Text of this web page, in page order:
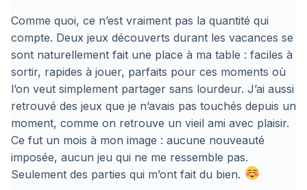
Comme quoi, ce n’est vraiment pas la quantité qui
compte. Deux jeux découverts durant les vacances se
sont naturellement fait une place à ma table : faciles à
sortir, rapides à jouer, parfaits pour ces moments où
l’on veut simplement partager sans lourdeur. J’ai aussi
retrouvé des jeux que je n’avais pas touchés depuis un
moment, comme on retrouve un vieil ami avec plaisir.
Ce fut un mois à mon image : aucune nouveauté
imposée, aucun jeu qui ne me ressemble pas.
Seulement des parties qui m’ont fait du bien.